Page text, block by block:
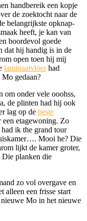
handbereik een kopje
de zoektocht naar de
belangrijkste opknap-
heeft, je kan van
boordevol goede
dat hij handig is in de
open toen hij mij
laminaatvloerhad
gedaan?
om onder vele ooohss,
de plinten had hij ook
lag op de beste
etagewoning. Zo
ik the grand tour
Mooi he? Die
lijkt de kamer groter,
planken die
zo vol overgave en
alleen een frisse start
Mo in het nieuwe